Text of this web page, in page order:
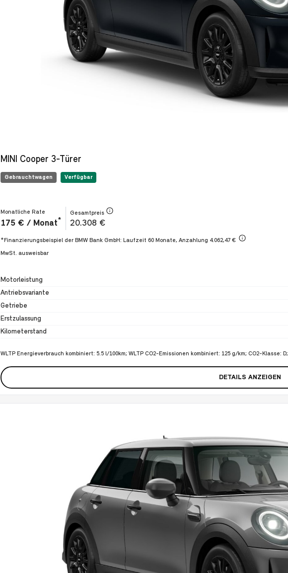
MINI Cooper 3-Türer
Gebrauchtwagen Verfügbar
Monatliche Rate
175 € / Monat*
Gesamtpreis
20.308 €
*Finanzierungsbeispiel der BMW Bank GmbH: Laufzeit 60 Monate, Anzahlung 4.062,47 €
MwSt. ausweisbar
Spezifikation
Motorleistung
Antriebsvariante
Getriebe
Erstzulassung
Kilometerstand
WLTP Energieverbrauch kombiniert: 5.5 l/100km; WLTP CO2-Emissionen kombiniert: 125 g/km; CO2-Klasse: D;
DETAILS ANZEIGEN